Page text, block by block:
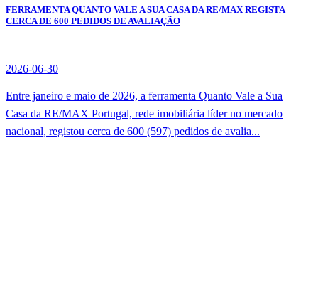
FERRAMENTA QUANTO VALE A SUA CASA DA RE/MAX REGISTA
CERCA DE 600 PEDIDOS DE AVALIAÇÃO
2026-06-30
Entre janeiro e maio de 2026, a ferramenta Quanto Vale a Sua
Casa da RE/MAX Portugal, rede imobiliária líder no mercado
nacional, registou cerca de 600 (597) pedidos de avalia...